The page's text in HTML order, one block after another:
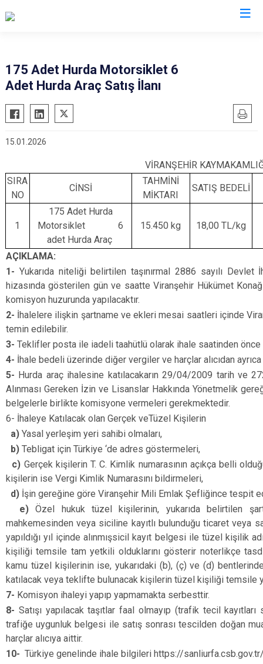
Akçakale
Birecik
Ceylanpınar
Harran
Hilvan
Siverek
Eyyübiye
Karaköprü
175 Adet Hurda Motorsiklet 6
Adet Hurda Araç Satış İlanı
15.01.2026
VİRANŞEHİR
SIRA
NO
CİNSİ
TAHMİNİ
MİKTARI
SATIŞ BEDELİ
1
175 Adet Hurda
Motorsiklet 6
adet Hurda Araç
15.450 kg 18,00 TL/kg
AÇIKLAMA:
1- Yukarıda niteliği belirtilen taşınırmal 2886 sayılı
hizasında gösterilen gün ve saatte Viranşehir Hükümet
komisyon huzurunda yapılacaktır.
2- İhalelere ilişkin şartname ve ekleri mesai saatleri içinde
temin edilebilir.
3- Teklifler posta ile iadeli taahütlü olarak ihale saatinden
4- İhale bedeli üzerinde diğer vergiler ve harçlar alıcıdan
5- Hurda araç ihalesine katılacakarın 29/04/2009 tarih ve
Alınması Gereken İzin ve Lisanslar Hakkında Yönetmelik
belgelerle birlikte komisyone vermeleri gerekmektedir.
6- İhaleye Katılacak olan Gerçek veTüzel Kişilerin
a) Yasal yerleşim yeri sahibi olmaları,
b) Tebligat için Türkiye ‘de adres göstermeleri,
c) Gerçek kişilerin T. C. Kimlik numarasının açıkça belli
kişilerin ise Vergi Kimlik Numarasını bildirmeleri,
d) İşin gereğine göre Viranşehir Mili Emlak Şefliğince tespit
e)Özel hukuk tüzel kişilerinin, yukarıda belirtilen
mahkemesinden veya siciline kayıtlı bulunduğu ticaret veya
yapıldığı yıl içinde alınmışsicil kayıt belgesi ile tüzel kişilik
kişiliği temsile tam yetkili olduklarını gösterir noterlikçe
kamu tüzel kişilerinin ise, yukarıdaki (b), (ç) ve (d)
katılacak veya teklifte bulunacak kişilerin tüzel kişiliği temsile
7- Komisyon ihaleyi yapıp yapmamakta serbesttir.
8- Satışı yapılacak taşıtlar faal olmayıp (trafik tecil
trafiğe uygunluk belgesi ile satış sonrası tescilden doğan
harçlar alıcıya aittir.
10- Türkiye genelinde ihale bilgileri https://